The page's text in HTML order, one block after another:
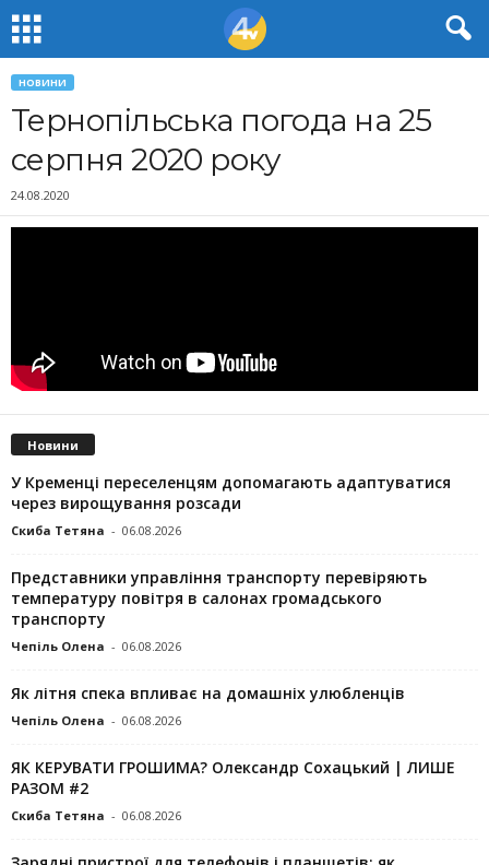
НОВИНИ
Тернопільська погода на 25
серпня 2020 року
24.08.2020
Новини
У Кременці переселенцям допомагають адаптуватися
через вирощування розсади
Скиба Тетяна - 06.08.2026
Представники управління транспорту перевіряють
температуру повітря в салонах громадського
транспорту
Чепіль Олена - 06.08.2026
Як літня спека впливає на домашніх улюбленців
Чепіль Олена - 06.08.2026
ЯК КЕРУВАТИ ГРОШИМА? Олександр Сохацький | ЛИШЕ
РАЗОМ #2
Скиба Тетяна - 06.08.2026